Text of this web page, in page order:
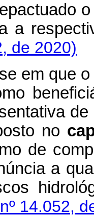
a
de 2020)
em que
no
de
a
14.052,